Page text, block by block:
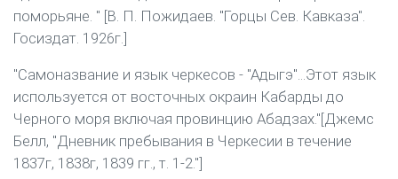
поморьяне. " [В. П. Пожидаев. "Горцы Сев. Кавказа".
Госиздат. 1926г.]
"Самоназвание и язык черкесов - "Адыгэ"...Этот язык
используется от восточных окраин Кабарды до
Черного моря включая провинцию Абадзах."[Джемс
Белл, "Дневник пребывания в Черкесии в течение
1837г, 1838г, 1839 гг., т. 1-2."]